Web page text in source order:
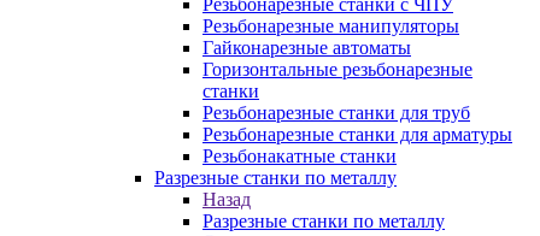
Резьбонарезные станки с ЧПУ
Резьбонарезные манипуляторы
Гайконарезные автоматы
Горизонтальные резьбонарезные
станки
Резьбонарезные станки для труб
Резьбонарезные станки для арматуры
Резьбонакатные станки
Разрезные станки по металлу
Назад
Разрезные станки по металлу